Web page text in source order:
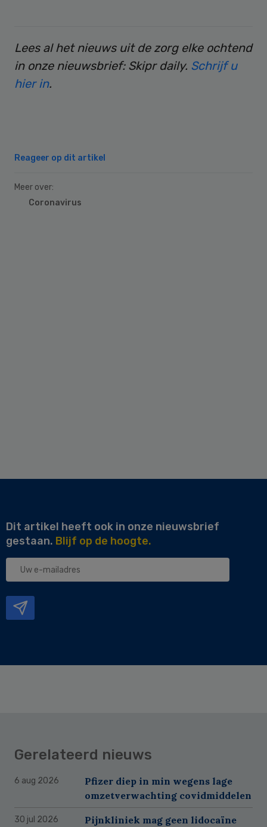
Lees al het nieuws uit de zorg elke ochtend
in onze nieuwsbrief: Skipr daily. Schrijf u
hier in.
Reageer op dit artikel
Meer over:
Coronavirus
Dit artikel heeft ook in onze nieuwsbrief
gestaan. Blijf op de hoogte.
Uw
Gerelateerd nieuws
6 aug 2026
Pfizer diep in min wegens lage
omzetverwachting covidmiddelen
30 jul 2026
Pijnkliniek mag geen lidocaïne